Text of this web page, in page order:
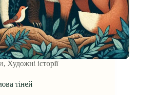
, Художні історії
тіней